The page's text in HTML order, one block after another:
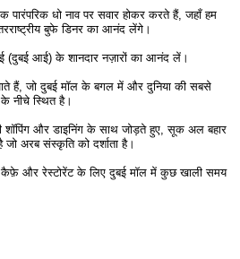
धो नाव पर सवार होकर करते हैं, जहाँ हम
बुफे डिनर का आनंद लेंगे।
(दुबई आई) के शानदार नज़ारों का आनंद लें।
हैं, जो दुबई मॉल के बगल में और दुनिया की सबसे
नीचे स्थित है।
शॉपिंग और डाइनिंग के साथ जोड़ते हुए, सूक अल बहार
जो अरब संस्कृति को दर्शाता है।
कैफ़े और रेस्टोरेंट के लिए दुबई मॉल में कुछ खाली समय